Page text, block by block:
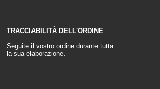
TRACCIABILITÀ DELL'ORDINE
Seguite il vostro ordine durante tutta
la sua elaborazione.